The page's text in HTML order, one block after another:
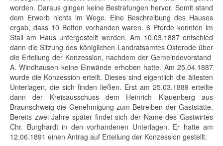
worden. Daraus gingen keine Bestrafungen hervor. Somit stand
dem Erwerb nichts im Wege. Eine Beschreibung des Hauses
ergab, dass 10 Betten vorhanden waren. 6 Pferde konnten im
Stall am Haus untergestellt werden. Am 10.03.1887 entschied
dann die Sitzung des königlichen Landratsamtes Osterode über
die Erteilung der Konzession, nachdem der Gemeindevorstand
A. Windhausen keine Einwände erhoben hatte. Am 25.04.1887
wurde die Konzession erteilt. Dieses sind eigentlich die ältesten
Unterlagen, die sich finden ließen. Erst am 25.03.1889 erteilte
dann der Kreisausschuss dem Heinrich Klauenbergaus
Braunschweig die Genehmigung zum Betreiben der Gaststätte.
Bereits zwei Jahre später findet sich der Name des Gastwirtes
Chr. Burghardtin den vorhandenen Unterlagen. Er hatte am
12.06.1891 einen Antrag auf Erteilung der Konzession gestellt.